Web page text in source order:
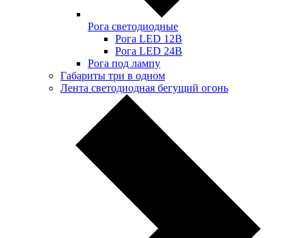
Рога светодиодные
Рога LED 12В
Рога LED 24В
Рога под лампу
Габариты три в одном
Лента светодиодная бегущий огонь